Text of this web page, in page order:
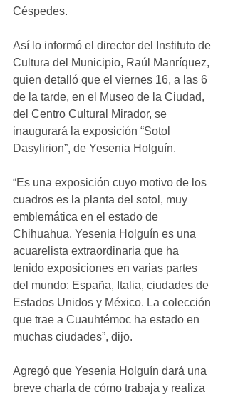
Céspedes.
Así lo informó el director del Instituto de
Cultura del Municipio, Raúl Manríquez,
quien detalló que el viernes 16, a las 6
de la tarde, en el Museo de la Ciudad,
del Centro Cultural Mirador, se
inaugurará la exposición “Sotol
Dasylirion”, de Yesenia Holguín.
“Es una exposición cuyo motivo de los
cuadros es la planta del sotol, muy
emblemática en el estado de
Chihuahua. Yesenia Holguín es una
acuarelista extraordinaria que ha
tenido exposiciones en varias partes
del mundo: España, Italia, ciudades de
Estados Unidos y México. La colección
que trae a Cuauhtémoc ha estado en
muchas ciudades”, dijo.
Agregó que Yesenia Holguín dará una
breve charla de cómo trabaja y realiza